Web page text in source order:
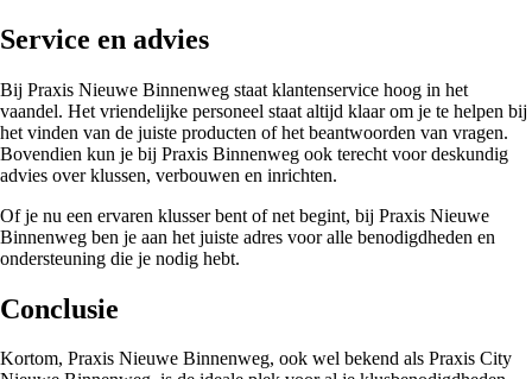
Service en advies
Bij Praxis Nieuwe Binnenweg staat klantenservice hoog in het
vaandel. Het vriendelijke personeel staat altijd klaar om je te helpen bij
het vinden van de juiste producten of het beantwoorden van vragen.
Bovendien kun je bij Praxis Binnenweg ook terecht voor deskundig
advies over klussen, verbouwen en inrichten.
Of je nu een ervaren klusser bent of net begint, bij Praxis Nieuwe
Binnenweg ben je aan het juiste adres voor alle benodigdheden en
ondersteuning die je nodig hebt.
Conclusie
Kortom, Praxis Nieuwe Binnenweg, ook wel bekend als Praxis City